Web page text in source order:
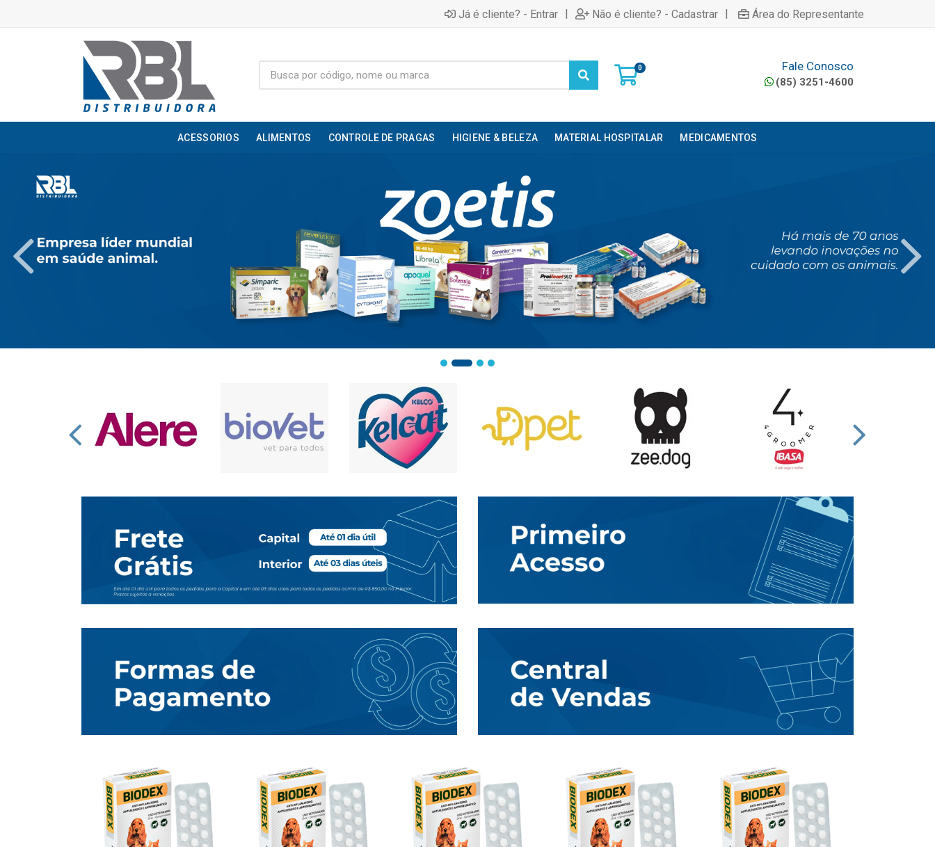
Já é cliente? - Entrar | Não é cliente? - Cadastrar | Área do Representante
0 Fale Conosco
(85) 3251-4600
ACESSORIOS ALIMENTOS CONTROLE DE PRAGAS HIGIENE & BELEZA MATERIAL HOSPITALAR MEDICAMENTOS